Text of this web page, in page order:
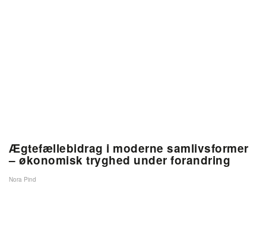
Ægtefællebidrag i moderne samlivsformer
– økonomisk tryghed under forandring
Nora Pind